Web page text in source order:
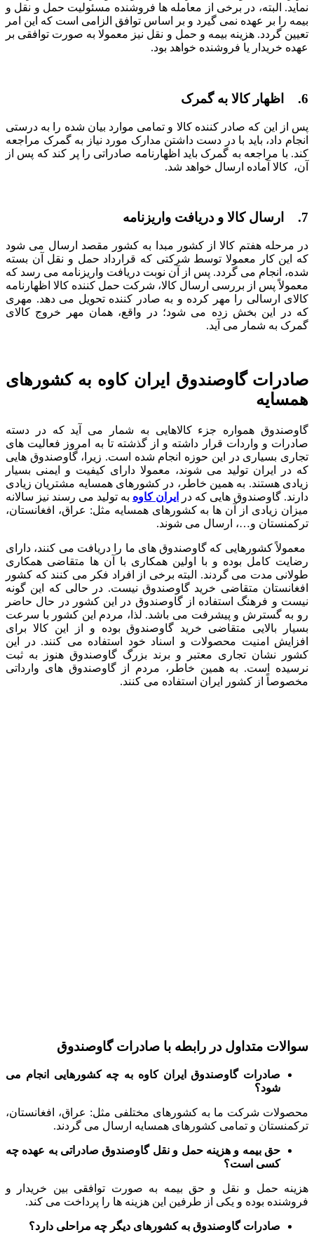
نماید. البته، در برخی از معامله‌ ها فروشنده مسئولیت حمل و نقل و
بیمه را بر عهده نمی‌ گیرد و بر اساس توافق الزامی است که این امر
تعیین گردد. هزینه بیمه و حمل و نقل نیز معمولا به صورت توافقی بر
عهده خریدار یا فروشنده خواهد بود.
6. اظهار کالا به گمرک
پس از این که صادر کننده کالا و تمامی موارد بیان شده را به درستی
انجام داد، باید با در دست داشتن مدارک مورد نیاز به گمرک مراجعه
کند. با مراجعه به گمرک باید اظهارنامه صادراتی را پر کند که پس از
آن، کالا آماده ارسال خواهد شد.
7. ارسال کالا و دریافت واریزنامه
در مرحله هفتم کالا از کشور مبدا به کشور مقصد ارسال می ‌شود
که این کار معمولا توسط شرکتی که قرارداد حمل و نقل آن بسته
شده، انجام می ‌گردد. پس از آن نوبت دریافت واریزنامه می ‌رسد که
معمولاً پس از بررسی ارسال کالا، شرکت حمل کننده کالا اظهارنامه
کالای ارسالی را مهر کرده و به صادر کننده تحویل می‌ دهد. مهری
که در این بخش زده می ‌شود؛ در واقع، همان مهر خروج کالای
گمرک به شمار می ‌آید.
صادرات گاوصندوق ایران کاوه به کشورهای
همسایه
گاوصندوق همواره جزء کالاهایی به شمار می‌ آید که در دسته
صادرات و واردات قرار داشته و از گذشته تا به امروز فعالیت ‌های
تجاری بسیاری در این حوزه انجام شده است. زیرا، گاوصندوق‌ هایی
که در ایران تولید می‌ شوند، معمولا دارای کیفیت و ایمنی بسیار
زیادی هستند. به همین خاطر، در کشورهای همسایه مشتریان زیادی
دارند. گاوصندوق ‌هایی که در
ایران کاوه به تولید می ‌رسند نیز سالانه
میزان زیادی از آن ها به کشورهای همسایه مثل: عراق، افغانستان،
ترکمنستان و…، ارسال می‌ شوند.
معمولاً کشورهایی که گاوصندوق ‌های ما را دریافت می‌ کنند، دارای
رضایت کامل بوده و با اولین همکاری با آن ها متقاضی همکاری
طولانی مدت می گردند. البته برخی از افراد فکر می ‌کنند که کشور
افغانستان متقاضی خرید گاوصندوق نیست. در حالی که این گونه
نیست و فرهنگ استفاده از گاوصندوق در این کشور در حال حاضر
رو به گسترش و پیشرفت می باشد. لذا، مردم این کشور با سرعت
بسیار بالایی متقاضی خرید گاوصندوق بوده و از این کالا برای
افزایش امنیت محصولات و اسناد خود استفاده می ‌کنند. در این
کشور نشان تجاری معتبر و برند بزرگ گاوصندوق هنوز به ثبت
نرسیده است. به همین خاطر، مردم از گاوصندوق ‌های وارداتی
مخصوصاً از کشور ایران استفاده می‌ کنند.
سوالات متداول در رابطه با صادرات گاوصندوق
صادرات گاوصندوق ایران کاوه به چه کشورهایی انجام می
‌شود؟
محصولات شرکت ما به کشورهای مختلفی مثل: عراق، افغانستان،
ترکمنستان و تمامی کشورهای همسایه ارسال می ‌گردند.
حق بیمه و هزینه حمل و نقل گاوصندوق صادراتی به عهده چه
کسی است؟
هزینه حمل و نقل و حق بیمه به صورت توافقی بین خریدار و
فروشنده بوده و یکی از طرفین این هزینه ‌ها را پرداخت می ‌کند.
صادرات گاوصندوق به کشورهای دیگر چه مراحلی دارد؟